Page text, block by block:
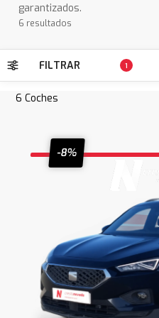
garantizados.
6 resultados
FILTRAR 1
6 Coches
-8%